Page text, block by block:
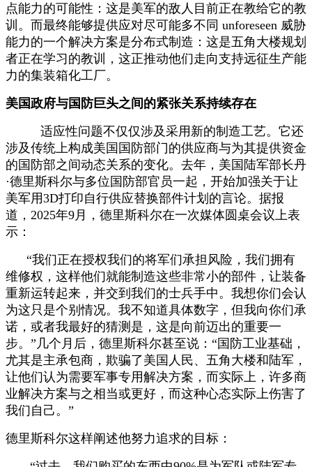
点能力的可能性：这是美军的敌人目前正在教给它的教
训。而最终能够提供应对尽可能多不同 unforeseen 威胁
能力的一个解决方案是分布式制造：这是五角大楼规划
者正在学习的教训，这正推动他们走向支持远征生产能
力的集装箱化工厂。
美国政府与国防巨头之间的紧张关系持续存在
适应性问题不仅仅涉及采用新的制造工艺。它还
涉及传统上构成美国国防部门的供应商与为其提供资金
的国防部之间动态关系的变化。去年，美国陆军部长丹
·德里斯科尔与多位国防部官员一起，开始加强关于让
美军用3D打印自行供应替换部件计划的言论。据报
道，2025年9月，德里斯科尔在一次媒体圆桌会议上表
示：
“我们正在授权我们的将军们承担风险，我们拥有
维修权，这样他们就能制造这些非常小的部件，让装备
重新运转起来，并交到我们的士兵手中。我想你们会认
为这只是个别情况。我不知道具体数字，但我向你们承
诺，或者我最好的猜测是，这是向前迈出的重要一
步。”几个月后，德里斯科尔甚至说：“国防工业基础，
尤其是主承包商，欺骗了美国人民、五角大楼和陆军，
让他们认为需要军事专用解决方案，而实际上，许多商
业解决方案与之相当或更好，而这种心态实际上伤害了
我们自己。”
德里斯科尔这样阐述他努力追求的目标：